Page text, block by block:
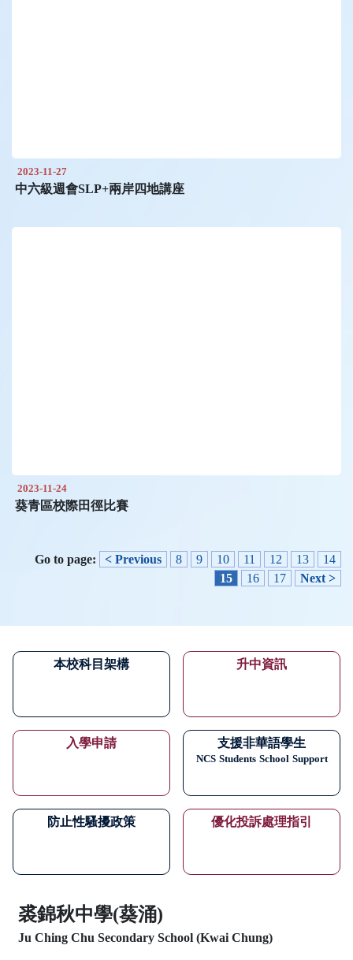
2023-11-27
中六級週會SLP+兩岸四地講座
2023-11-24
葵青區校際田徑比賽
Go to page: < Previous 8 9 10 11 12 13
14
15
16 17 Next >
本校科目架構 升中資訊
入學申請 支援非華語學生
NCS Students School Support
防止性騷擾政策 優化投訴處理指引
裘錦秋中學(葵涌)
Ju Ching Chu Secondary School (Kwai Chung)